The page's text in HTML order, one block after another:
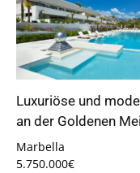
Luxuriöse und
an der Goldenen
Marbella
5.750.000€